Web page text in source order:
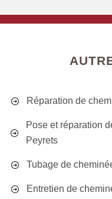
Réparation de
Pose et réparation
Peyrets
Tubage de
Entretien de